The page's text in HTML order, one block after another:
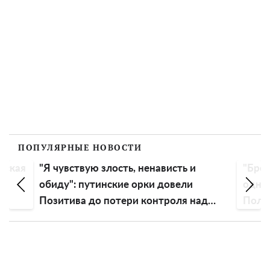
ПОПУЛЯРНЫЕ НОВОСТИ
"Я чувствую злость, ненависть и
обиду": путинские орки довели
Позитива до потери контроля над